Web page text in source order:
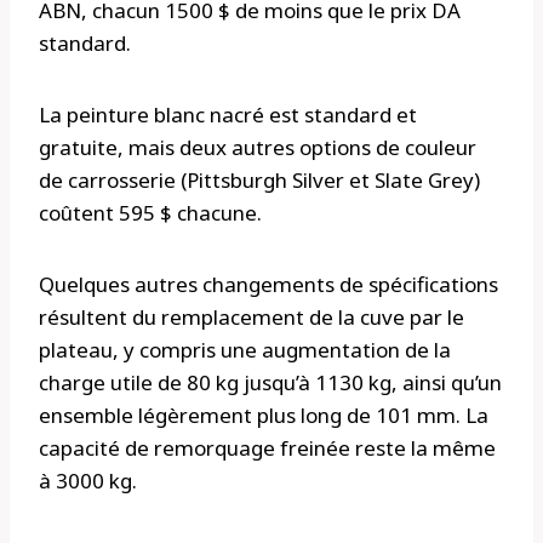
ABN, chacun 1500 $ de moins que le prix DA
standard.
La peinture blanc nacré est standard et
gratuite, mais deux autres options de couleur
de carrosserie (Pittsburgh Silver et Slate Grey)
coûtent 595 $ chacune.
Quelques autres changements de spécifications
résultent du remplacement de la cuve par le
plateau, y compris une augmentation de la
charge utile de 80 kg jusqu’à 1130 kg, ainsi qu’un
ensemble légèrement plus long de 101 mm. La
capacité de remorquage freinée reste la même
à 3000 kg.